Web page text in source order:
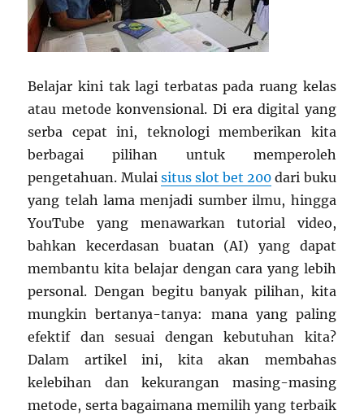
Belajar kini tak lagi terbatas pada ruang kelas
atau metode konvensional. Di era digital yang
serba cepat ini, teknologi memberikan kita
berbagai pilihan untuk memperoleh
pengetahuan. Mulai situs slot bet 200 dari buku
yang telah lama menjadi sumber ilmu, hingga
YouTube yang menawarkan tutorial video,
bahkan kecerdasan buatan (AI) yang dapat
membantu kita belajar dengan cara yang lebih
personal. Dengan begitu banyak pilihan, kita
mungkin bertanya-tanya: mana yang paling
efektif dan sesuai dengan kebutuhan kita?
Dalam artikel ini, kita akan membahas
kelebihan dan kekurangan masing-masing
metode, serta bagaimana memilih yang terbaik